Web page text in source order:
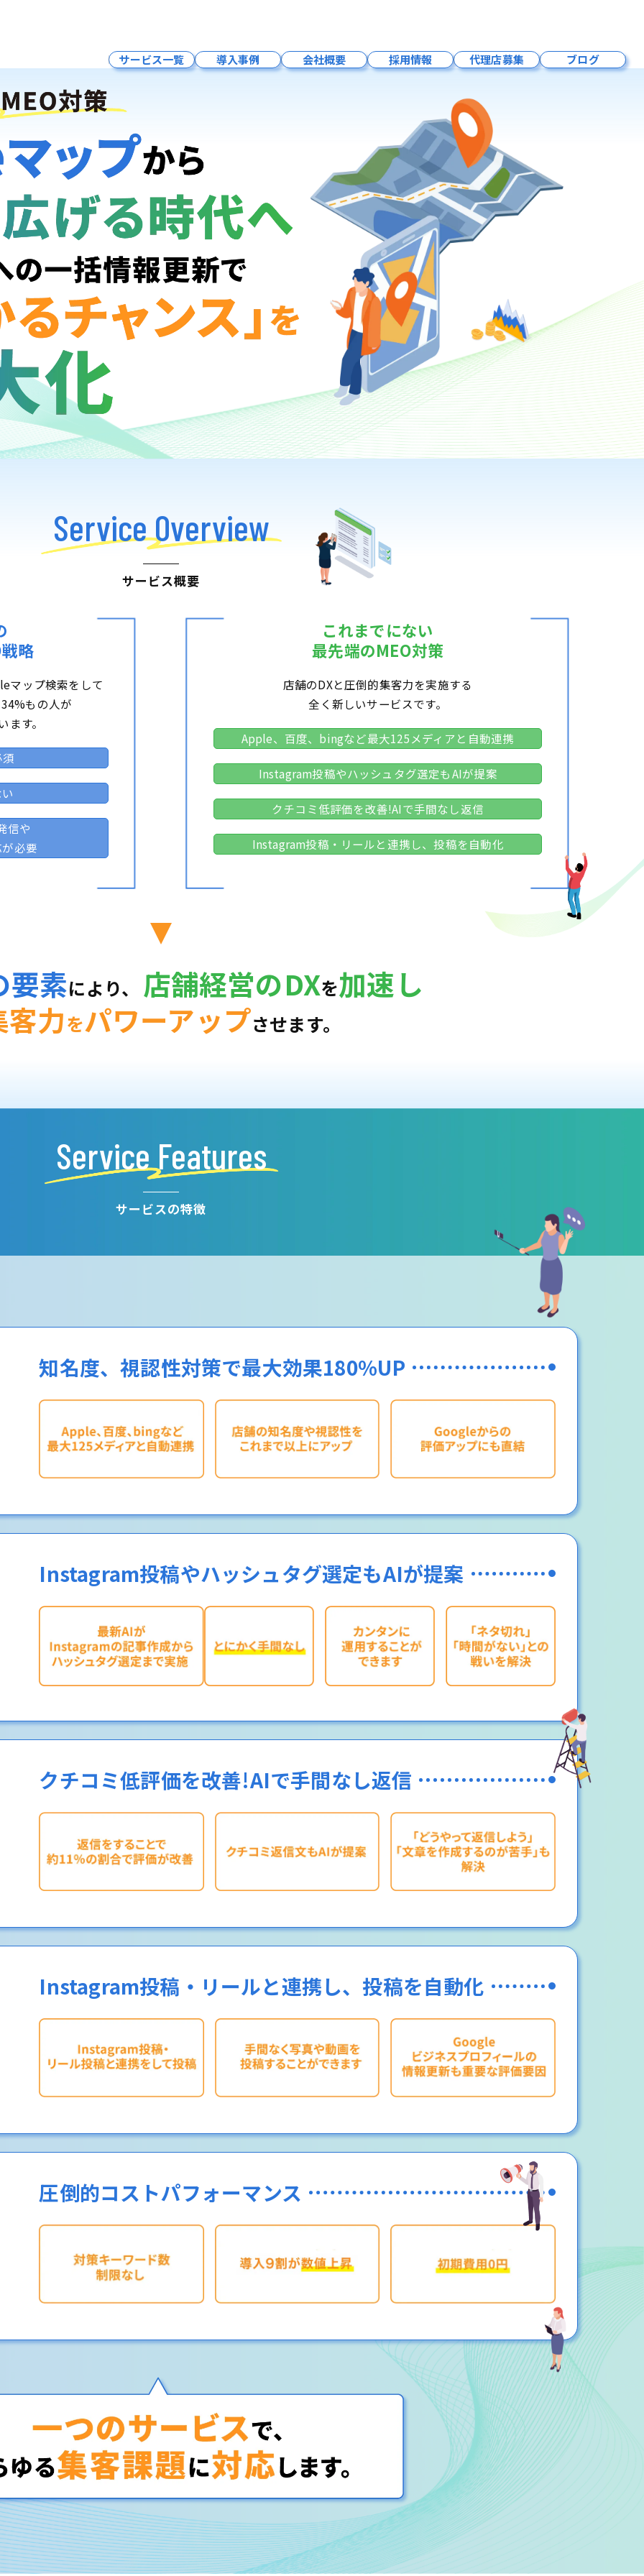
サービス一覧
LLMO×SNSマーケティング・求人
Google広告
LLMO×SEO対策
LLMO×HP制作
予約システム
クラウドPBXサービス
採用支援サービス
導入事例 会社概要 採用情報
募集要項
福利厚生
社員紹介
事業内容
お問い合わせ
採用お知らせ
代理店募集 ブログ
Service Overview
サービス概要
略
マップ検索をして
もの人が
す。
信や
必要
これまでにない
最先端のMEO対策
店舗のDXと圧倒的集客力を実施する
全く新しいサービスです。
Apple、百度、bingなど最大125メディアと自動連携
Instagram投稿やハッシュタグ選定もAIが提案
クチコミ低評価を改善!AIで手間なし返信
Instagram投稿・リールと連携し、投稿を自動化
要素により、 店舗経営のDXを加速し
客力をパワーアップさせます。
Service Features
サービスの特徴
知名度、視認性対策で最大効果180%UP
Instagram投稿やハッシュタグ選定もAIが提案
クチコミ低評価を改善!AIで手間なし返信
Instagram投稿・リールと連携し、投稿を自動化
圧倒的コストパフォーマンス